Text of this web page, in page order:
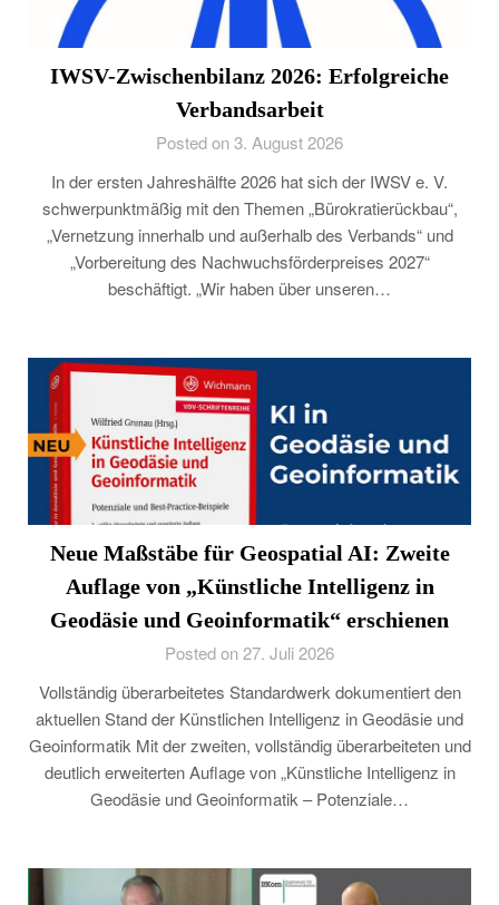
IWSV-Zwischenbilanz 2026: Erfolgreiche
Verbandsarbeit
Posted on 3. August 2026
In der ersten Jahreshälfte 2026 hat sich der IWSV e. V.
schwerpunktmäßig mit den Themen „Bürokratierückbau“,
„Vernetzung innerhalb und außerhalb des Verbands“ und
„Vorbereitung des Nachwuchsförderpreises 2027“
beschäftigt. „Wir haben über unseren…
Neue Maßstäbe für Geospatial AI: Zweite
Auflage von „Künstliche Intelligenz in
Geodäsie und Geoinformatik“ erschienen
Posted on 27. Juli 2026
Vollständig überarbeitetes Standardwerk dokumentiert den
aktuellen Stand der Künstlichen Intelligenz in Geodäsie und
Geoinformatik Mit der zweiten, vollständig überarbeiteten und
deutlich erweiterten Auflage von „Künstliche Intelligenz in
Geodäsie und Geoinformatik – Potenziale…